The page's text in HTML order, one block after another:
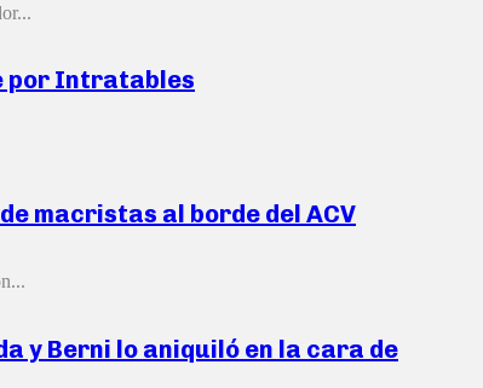
por Intratables
macristas al borde del ACV
y Berni lo aniquiló en la cara de